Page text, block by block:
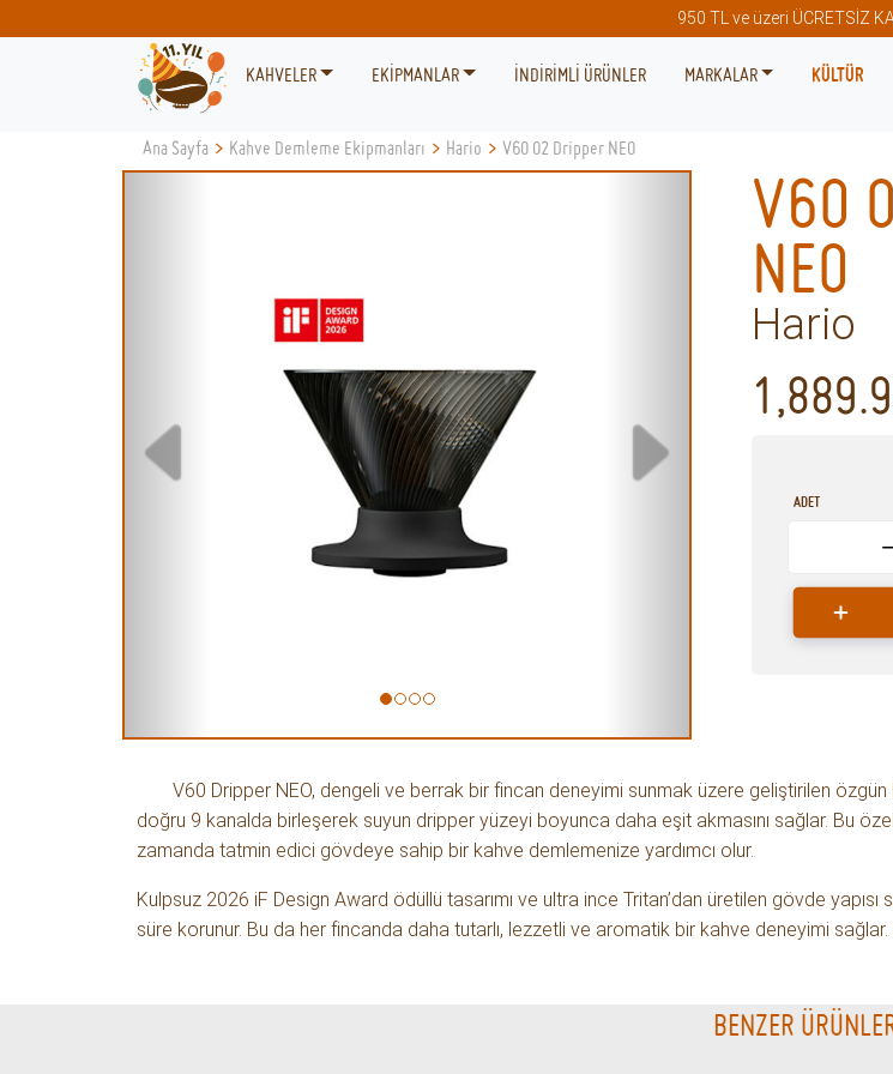
950 TL ve üzeri ÜCRETSİZ
KAHVELER EKİPMANLAR İNDİRİMLİ ÜRÜNLER MARKALAR KÜLTÜR
Ana Sayfa > Kahve Demleme Ekipmanları > Hario > V60 02 Dripper NEO
V60
NEO
Hario
ADET
V60 Dripper NEO, dengeli ve berrak bir fincan deneyimi sunmak üzere geliştirilen
doğru 9 kanalda birleşerek suyun dripper yüzeyi boyunca daha eşit akmasını sağlar. Bu
zamanda tatmin edici gövdeye sahip bir kahve demlemenize yardımcı olur.
Kulpsuz 2026 iF Design Award ödüllü tasarımı ve ultra ince Tritan’dan üretilen gövde yapısı
süre korunur. Bu da her fincanda daha tutarlı, lezzetli ve aromatik bir kahve deneyimi